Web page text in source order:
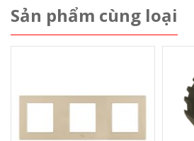
Sản phẩm cùng loại